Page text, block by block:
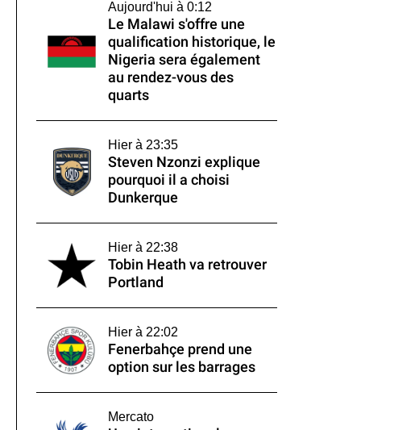
Aujourd'hui à 0:12
Le Malawi s'offre une
qualification historique, le
Nigeria sera également
au rendez-vous des
quarts
Hier à 23:35
Steven Nzonzi explique
pourquoi il a choisi
Dunkerque
Hier à 22:38
Tobin Heath va retrouver
Portland
Hier à 22:02
Fenerbahçe prend une
option sur les barrages
Mercato